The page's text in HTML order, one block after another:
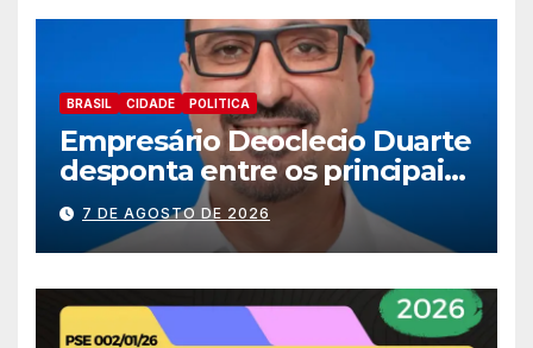
BRASIL CIDADE POLITICA
Empresário Deoclecio Duarte
desponta entre os principais
nomes do União Brasil para
deputado estadual
7 DE AGOSTO DE 2026